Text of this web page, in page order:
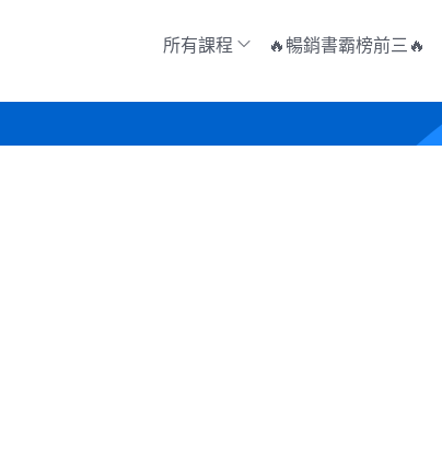
所有課程 🔥暢銷書霸榜前三🔥